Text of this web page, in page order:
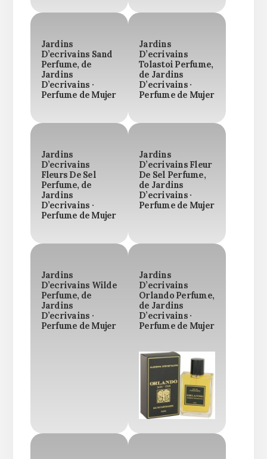
Jardins
D’ecrivains Sand
Perfume, de
Jardins
D’ecrivains ·
Perfume de Mujer
Jardins
D’ecrivains
Tolastoi Perfume,
de Jardins
D’ecrivains ·
Perfume de Mujer
Jardins
D’ecrivains
Fleurs De Sel
Perfume, de
Jardins
D’ecrivains ·
Perfume de Mujer
Jardins
D’ecrivains Fleur
De Sel Perfume,
de Jardins
D’ecrivains ·
Perfume de Mujer
Jardins
D’ecrivains Wilde
Perfume, de
Jardins
D’ecrivains ·
Perfume de Mujer
Jardins
D’ecrivains
Orlando Perfume,
de Jardins
D’ecrivains ·
Perfume de Mujer